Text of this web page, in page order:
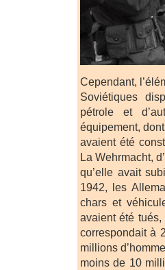
Cependant,
Soviétiques
pétrole et
équipement,
avaient été
La Wehrmacht,
qu’elle avait
1942, les
chars et
avaient été
correspondait à
millions
moins de 10